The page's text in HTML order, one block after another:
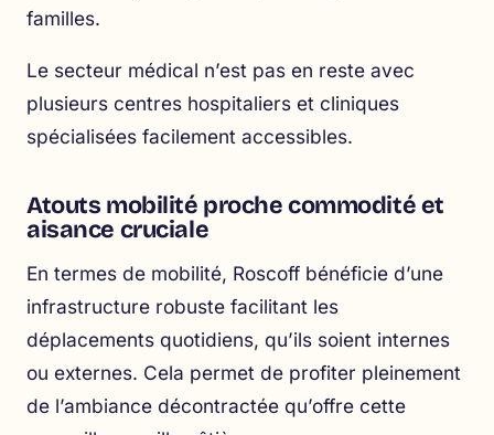
familles.
Le secteur médical n’est pas en reste avec
plusieurs centres hospitaliers et cliniques
spécialisées facilement accessibles.
Atouts mobilité proche commodité et
aisance cruciale
En termes de mobilité, Roscoff bénéficie d’une
infrastructure robuste facilitant les
déplacements quotidiens, qu’ils soient internes
ou externes. Cela permet de profiter pleinement
de l’ambiance décontractée qu’offre cette